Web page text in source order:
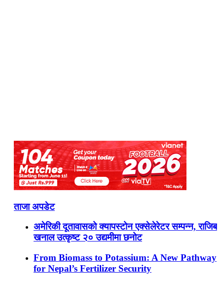
ताजा अपडेट
अमेरिकी दूतावासको क्यापस्टोन एक्सेलेरेटर सम्पन्न, राजिब
खनाल उत्कृष्ट २० उद्यमीमा छनोट
From Biomass to Potassium: A New Pathway
for Nepal’s Fertilizer Security